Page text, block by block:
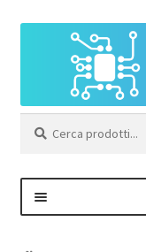
navigazione
contenuto